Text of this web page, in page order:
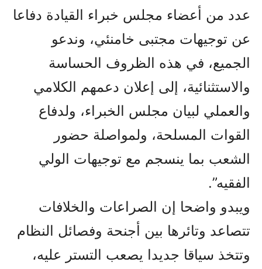
عدد من أعضاء مجلس خبراء القيادة دفاعا
عن توجيهات مجتبى خامنئي، وندعو
الجميع، في هذه الظروف الحساسة
والاستثنائية، إلى إعلان دعمهم الكلامي
والعملي لبيان مجلس الخبراء، ولدفاع
القوات المسلحة، ولمواصلة حضور
الشعب بما ينسجم مع توجيهات الولي
الفقيه”.
ويبدو واضحا إن الصراعات والخلافات
تتصاعد وتائرها بين أجنحة وفصائل النظام
وتتخذ سياقا جديدا يصعب التستر عليه،